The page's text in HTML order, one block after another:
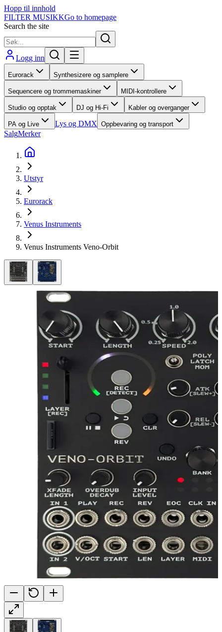
Hopp til innhold
FILTER MUSIKKGo to homepage
Search the site
Logg inn
Eurorack Synthesizere og samplere
Sequencere og trommemaskiner MIDI-kontrollere
Studio og opptak DJ og Hi-Fi Kabler og overganger
PA og Live Lys og DMX Oppbevaring og transport
SalgMerker
Utstyr
Eurorack
Venus Instruments
Venus Instruments Veno-Orbit